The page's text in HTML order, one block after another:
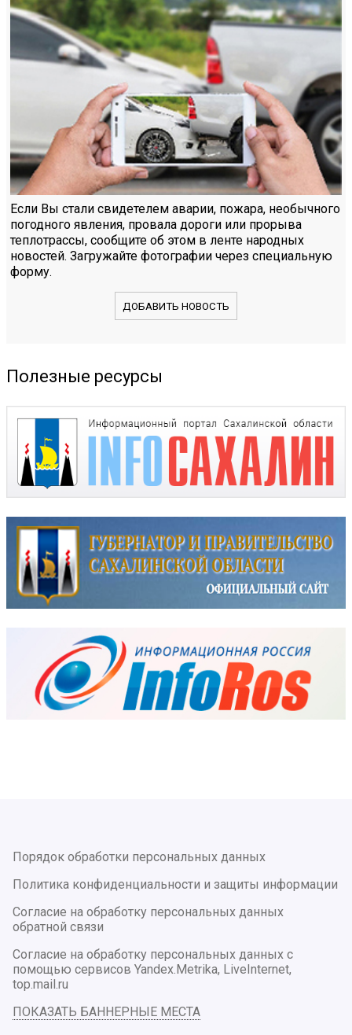
Если Вы стали свидетелем аварии, пожара, необычного
погодного явления, провала дороги или прорыва
теплотрассы, сообщите об этом в ленте народных
новостей. Загружайте фотографии через специальную
форму.
ДОБАВИТЬ НОВОСТЬ
Полезные ресурсы
Порядок обработки персональных данных
Политика конфиденциальности и защиты информации
Согласие на обработку персональных данных
обратной связи
Согласие на обработку персональных данных с
помощью сервисов Yandex.Metrika, LiveInternet,
top.mail.ru
ПОКАЗАТЬ БАННЕРНЫЕ МЕСТА